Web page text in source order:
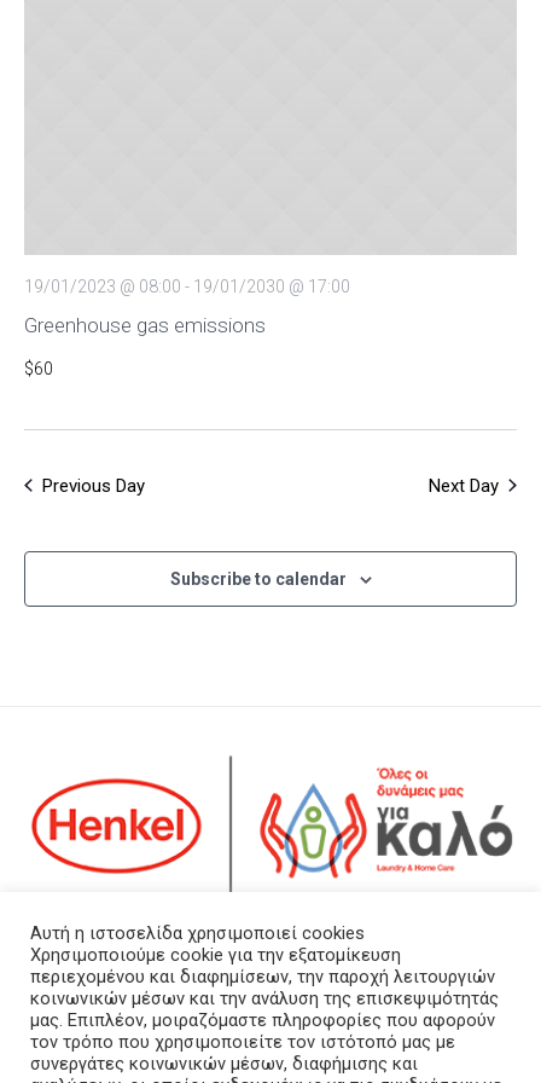
19/01/2023 @ 08:00 - 19/01/2030 @ 17:00
Greenhouse gas emissions
$60
Previous Day Next Day
Subscribe to calendar
Τα νέα μας
Επικοινωνήστε μαζί μας
Πολιτική Προστασίας Προσωπικών Δεδομένων
Αυτή η ιστοσελίδα χρησιμοποιεί cookies
Χρησιμοποιούμε cookie για την εξατομίκευση
περιεχομένου και διαφημίσεων, την παροχή λειτουργιών
κοινωνικών μέσων και την ανάλυση της επισκεψιμότητάς
μας. Επιπλέον, μοιραζόμαστε πληροφορίες που αφορούν
τον τρόπο που χρησιμοποιείτε τον ιστότοπό μας με
συνεργάτες κοινωνικών μέσων, διαφήμισης και